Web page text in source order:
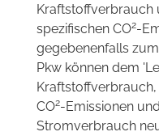
Kraftstoffverbrauch
spezifischen CO2-
gegebenenfalls
Pkw können dem
CO2-Emissionen
Stromverbrauch